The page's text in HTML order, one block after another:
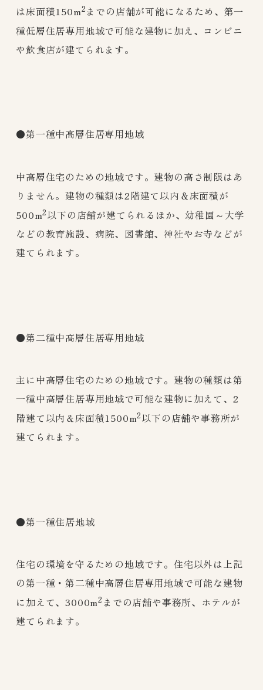
は床面積150m2 までの店舗が可能になるため、第一
種低層住居専用地域で可能な建物に加え、コンビニ
や飲食店が建てられます。
●第一種中高層住居専用地域
中高層住宅のための地域です。建物の高さ制限はあ
りません。建物の種類は2階建て以内＆床面積が
500m2以下の店舗が建てられるほか、幼稚園～大学
などの教育施設、病院、図書館、神社やお寺などが
建てられます。
●第二種中高層住居専用地域
主に中高層住宅のための地域です。建物の種類は第
一種中高層住居専用地域で可能な建物に加えて、2
階建て以内＆床面積1500m2以下の店舗や事務所が
建てられます。
●第一種住居地域
住宅の環境を守るための地域です。住宅以外は上記
の第一種・第二種中高層住居専用地域で可能な建物
に加えて、3000m2 までの店舗や事務所、ホテルが
建てられます。